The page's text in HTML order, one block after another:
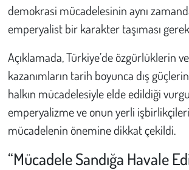
demokrasi mücadelesinin aynı
emperyalist bir karakter taşıması
Açıklamada, Türkiye’de özgürlüklerin
kazanımların tarih boyunca dış
halkın mücadelesiyle elde edildiği
emperyalizme ve onun yerli
mücadelenin önemine dikkat çekildi.
“Mücadele Sandığa Havale